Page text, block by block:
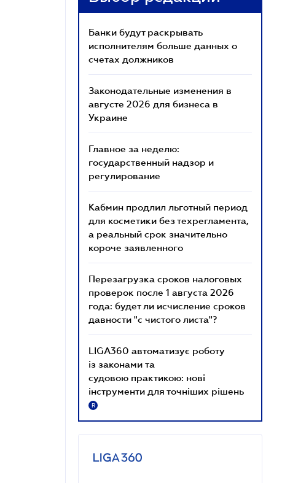
Банки будут раскрывать
исполнителям больше данных о
счетах должников
Законодательные изменения в
августе 2026 для бизнеса в
Украине
Главное за неделю:
государственный надзор и
регулирование
Кабмин продлил льготный период
для косметики без техрегламента,
а реальный срок значительно
короче заявленного
Перезагрузка сроков налоговых
проверок после 1 августа 2026
года: будет ли исчисление сроков
давности "с чистого листа"?
LIGA360 автоматизує роботу
із законами та
судовою практикою: нові
інструменти для точніших рішень
R